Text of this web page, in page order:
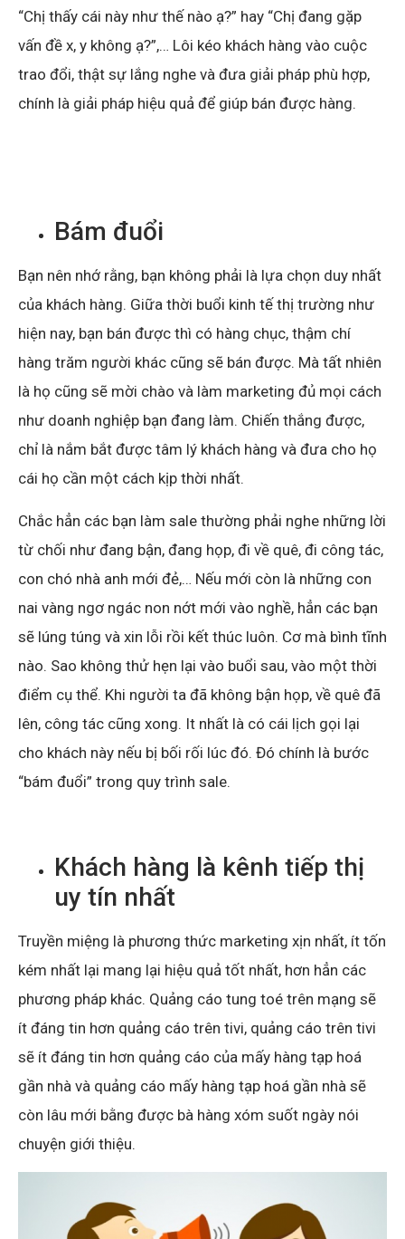
“Chị thấy cái này như thế nào ạ?” hay “Chị đang gặp
vấn đề x, y không ạ?”,… Lôi kéo khách hàng vào cuộc
trao đổi, thật sự lắng nghe và đưa giải pháp phù hợp,
chính là giải pháp hiệu quả để giúp bán được hàng.
Bám đuổi
Bạn nên nhớ rằng, bạn không phải là lựa chọn duy nhất
của khách hàng. Giữa thời buổi kinh tế thị trường như
hiện nay, bạn bán được thì có hàng chục, thậm chí
hàng trăm người khác cũng sẽ bán được. Mà tất nhiên
là họ cũng sẽ mời chào và làm marketing đủ mọi cách
như doanh nghiệp bạn đang làm. Chiến thắng được,
chỉ là nắm bắt được tâm lý khách hàng và đưa cho họ
cái họ cần một cách kịp thời nhất.
Chắc hẳn các bạn làm sale thường phải nghe những lời
từ chối như đang bận, đang họp, đi về quê, đi công tác,
con chó nhà anh mới đẻ,… Nếu mới còn là những con
nai vàng ngơ ngác non nớt mới vào nghề, hẳn các bạn
sẽ lúng túng và xin lỗi rồi kết thúc luôn. Cơ mà bình tĩnh
nào. Sao không thử hẹn lại vào buổi sau, vào một thời
điểm cụ thể. Khi người ta đã không bận họp, về quê đã
lên, công tác cũng xong. It nhất là có cái lịch gọi lại
cho khách này nếu bị bối rối lúc đó. Đó chính là bước
“bám đuổi” trong quy trình sale.
Khách hàng là kênh tiếp thị
uy tín nhất
Truyền miệng là phương thức marketing xịn nhất, ít tốn
kém nhất lại mang lại hiệu quả tốt nhất, hơn hẳn các
phương pháp khác. Quảng cáo tung toé trên mạng sẽ
ít đáng tin hơn quảng cáo trên tivi, quảng cáo trên tivi
sẽ ít đáng tin hơn quảng cáo của mấy hàng tạp hoá
gần nhà và quảng cáo mấy hàng tạp hoá gần nhà sẽ
còn lâu mới bằng được bà hàng xóm suốt ngày nói
chuyện giới thiệu.